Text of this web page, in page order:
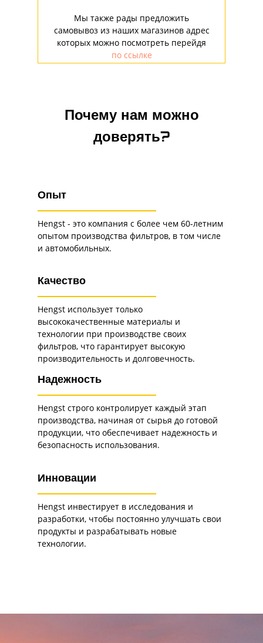
Мы также рады предложить
самовывоз из наших магазинов адрес
которых можно посмотреть перейдя
по ссылке
Почему нам можно
доверять?
Опыт
Hengst - это компания с более чем 60-летним
опытом производства фильтров, в том числе
и автомобильных.
Качество
Надежность
Hengst использует только
высококачественные материалы и
технологии при производстве своих
фильтров, что гарантирует высокую
производительность и долговечность.
Инновации
Hengst строго контролирует каждый этап
производства, начиная от сырья до готовой
продукции, что обеспечивает надежность и
безопасность использования.
Hengst инвестирует в исследования и
разработки, чтобы постоянно улучшать свои
продукты и разрабатывать новые
технологии.